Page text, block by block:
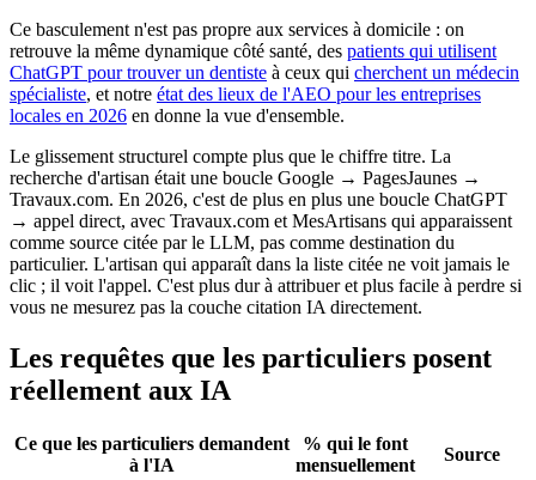
Ce basculement n'est pas propre aux services à domicile : on
retrouve la même dynamique côté santé, des patients qui utilisent
ChatGPT pour trouver un dentiste à ceux qui cherchent un médecin
spécialiste, et notre état des lieux de l'AEO pour les entreprises
locales en 2026 en donne la vue d'ensemble.
Le glissement structurel compte plus que le chiffre titre. La
recherche d'artisan était une boucle Google → PagesJaunes →
Travaux.com. En 2026, c'est de plus en plus une boucle ChatGPT
→ appel direct, avec Travaux.com et MesArtisans qui apparaissent
comme source citée par le LLM, pas comme destination du
particulier. L'artisan qui apparaît dans la liste citée ne voit jamais le
clic ; il voit l'appel. C'est plus dur à attribuer et plus facile à perdre si
vous ne mesurez pas la couche citation IA directement.
Les requêtes que les particuliers posent
réellement aux IA
Ce que les particuliers demandent
à l'IA
% qui le font
mensuellement
Source